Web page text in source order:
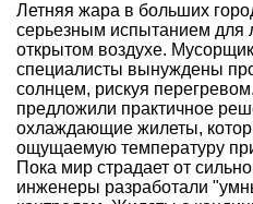
Летняя жара в больших
серьезным испытанием
открытом воздухе.
специалисты вынуждены
солнцем, рискуя
предложили практичное
охлаждающие жилеты,
ощущаемую температуру
Пока мир страдает от
инженеры разработали